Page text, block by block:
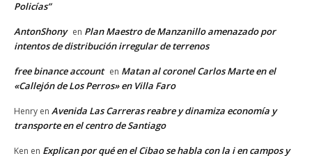
Policías”
AntonShony en Plan Maestro de Manzanillo amenazado por
intentos de distribución irregular de terrenos
free binance account en Matan al coronel Carlos Marte en el
«Callejón de Los Perros» en Villa Faro
Henry en Avenida Las Carreras reabre y dinamiza economía y
transporte en el centro de Santiago
Ken en Explican por qué en el Cibao se habla con la i en campos y